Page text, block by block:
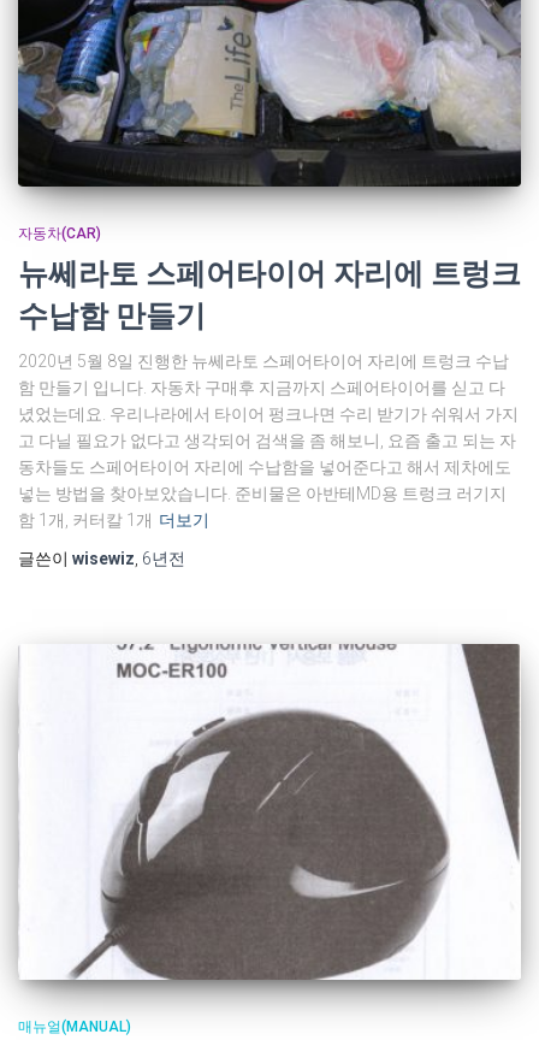
자동차(CAR)
뉴쎄라토 스페어타이어 자리에 트렁크
수납함 만들기
2020년 5월 8일 진행한 뉴쎄라토 스페어타이어 자리에 트렁크 수납
함 만들기 입니다. 자동차 구매후 지금까지 스페어타이어를 싣고 다
녔었는데요. 우리나라에서 타이어 펑크나면 수리 받기가 쉬워서 가지
고 다닐 필요가 없다고 생각되어 검색을 좀 해보니, 요즘 출고 되는 자
동차들도 스페어타이어 자리에 수납함을 넣어준다고 해서 제차에도
넣는 방법을 찾아보았습니다. 준비물은 아반테MD용 트렁크 러기지
함 1개, 커터칼 1개 더보기
글쓴이 wisewiz 6년전
매뉴얼(MANUAL)